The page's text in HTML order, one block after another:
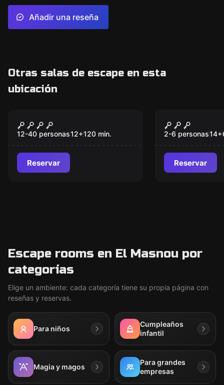
Añadir una reseña
Otras salas de escape en esta
ubicación
Nuevo
Quien calla otorga
12-40 personas12+120 min.
Reservar
Gladiators
2-6 personas14+
Reservar
Escape rooms en El Masnou por
categorías
Elige un ambiente: cada categoría tiene su propia página con
reseñas y reservas.
Para niños
Cumpleaños
infantil
Magia y magos
Para grandes
empresas